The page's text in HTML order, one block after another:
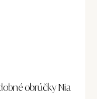
obrúčky Nia